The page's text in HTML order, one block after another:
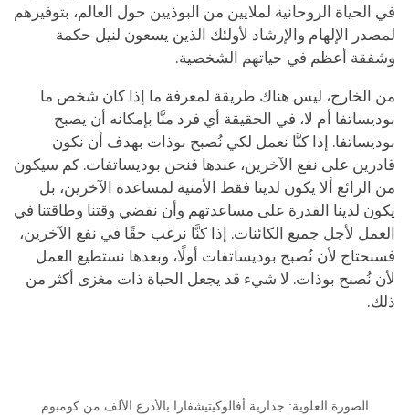
في الحياة الروحانية لملايين من البوذيين حول العالم، بتوفيرهم
لمصدر الإلهام والإرشاد لأولئك الذين يسعون لنيل حكمة
وشفقة أعظم في حياتهم الشخصية.
من الخارج، ليس هناك طريقة لمعرفة ما إذا كان شخص ما
بوديساتفا أم لا، في الحقيقة أي فرد منَّا بإمكانه أن يصبح
بوديساتفا. إذا كنَّا نعمل لكي نُصبح بوذات بهدف أن نكون
قادرين على نفع الآخرين، عندها فنحن بوديساتفات. كم سيكون
من الرائع ألا يكون لدينا فقط الأمنية لمساعدة الآخرين، بل
يكون لدينا القدرة على مساعدتهم وأن نقضي وقتنا وطاقتنا في
العمل لأجل جميع الكائنات. إذا كنَّا نرغب حقًا في نفع الآخرين،
فسنحتاج لأن نُصبح بوديساتفات أولًا، وبعدها نستطيع العمل
لأن نُصبح بوذات. لا شيء قد يجعل الحياة ذات مغزى أكثر من
ذلك.
الصورة العلوية: جدارية أفالوكيتيشفارا بالأذرع الألف من كومبوم